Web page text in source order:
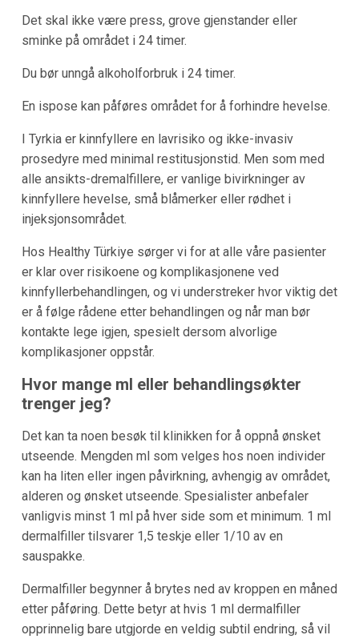
Det skal ikke være press, grove gjenstander eller
sminke på området i 24 timer.
Du bør unngå alkoholforbruk i 24 timer.
En ispose kan påføres området for å forhindre hevelse.
I Tyrkia er kinnfyllere en lavrisiko og ikke-invasiv
prosedyre med minimal restitusjonstid. Men som med
alle ansikts-dremalfillere, er vanlige bivirkninger av
kinnfyllere hevelse, små blåmerker eller rødhet i
injeksjonsområdet.
Hos Healthy Türkiye sørger vi for at alle våre pasienter
er klar over risikoene og komplikasjonene ved
kinnfyllerbehandlingen, og vi understreker hvor viktig det
er å følge rådene etter behandlingen og når man bør
kontakte lege igjen, spesielt dersom alvorlige
komplikasjoner oppstår.
Hvor mange ml eller behandlingsøkter
trenger jeg?
Det kan ta noen besøk til klinikken for å oppnå ønsket
utseende. Mengden ml som velges hos noen individer
kan ha liten eller ingen påvirkning, avhengig av området,
alderen og ønsket utseende. Spesialister anbefaler
vanligvis minst 1 ml på hver side som et minimum. 1 ml
dermalfiller tilsvarer 1,5 teskje eller 1/10 av en
sauspakke.
Dermalfiller begynner å brytes ned av kroppen en måned
etter påføring. Dette betyr at hvis 1 ml dermalfiller
opprinnelig bare utgjorde en veldig subtil endring, så vil